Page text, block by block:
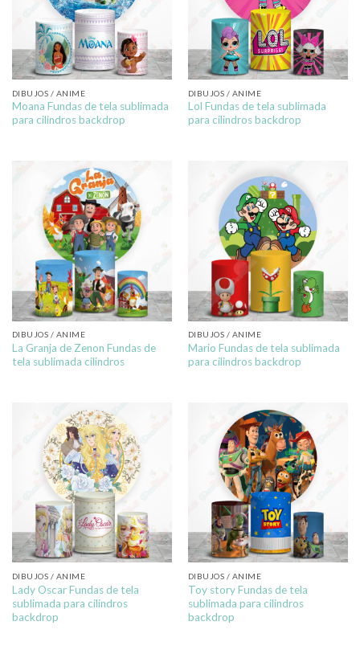
DIBUJOS / ANIME
Moana Fundas de tela sublimada
para cilindros backdrop
DIBUJOS / ANIME
Lol Fundas de tela sublimada
para cilindros backdrop
DIBUJOS / ANIME
La Granja de Zenon Fundas de
tela sublimada cilindros
DIBUJOS / ANIME
Mario Fundas de tela sublimada
para cilindros backdrop
DIBUJOS / ANIME
Lady Oscar Fundas de tela
sublimada para cilindros
backdrop
DIBUJOS / ANIME
Toy story Fundas de tela
sublimada para cilindros
backdrop